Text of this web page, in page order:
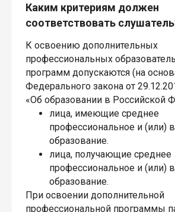
Каким критериям должен
соответствовать
К освоению дополнительных
профессиональных
программ допускаются (на
Федерального закона от
«Об образовании в Российской
лица, имеющие среднее
профессиональное и (или)
образование.
лица, получающие среднее
профессиональное и (или)
образование.
При освоении дополнительной
профессиональной программы